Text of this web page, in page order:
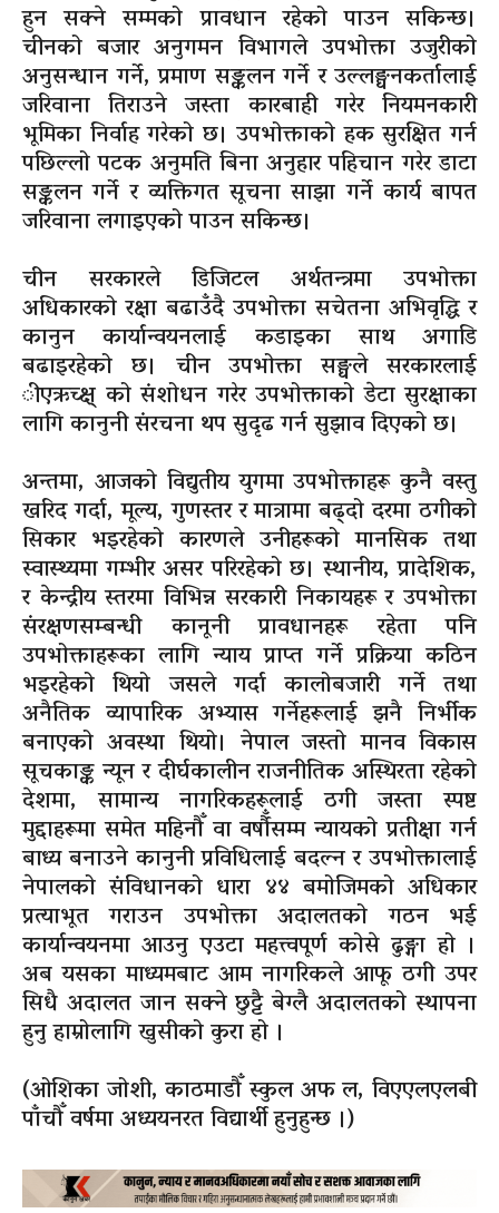
हुन सक्ने सम्मको प्रावधान रहेको पाउन सकिन्छ।
चीनको बजार अनुगमन विभागले उपभोक्ता उजुरीको
अनुसन्धान गर्ने, प्रमाण सङ्कलन गर्ने र उल्लङ्घनकर्तालाई
जरिवाना तिराउने जस्ता कारबाही गरेर नियमनकारी
भूमिका निर्वाह गरेको छ। उपभोक्ताको हक सुरक्षित गर्न
पछिल्लो पटक अनुमति बिना अनुहार पहिचान गरेर डाटा
सङ्कलन गर्ने र व्यक्तिगत सूचना साझा गर्ने कार्य बापत
जरिवाना लगाइएको पाउन सकिन्छ।
चीन सरकारले डिजिटल अर्थतन्त्रमा उपभोक्ता
अधिकारको रक्षा बढाउँदै उपभोक्ता सचेतना अभिवृद्धि र
कानुन कार्यान्वयनलाई कडाइका साथ अगाडि
बढाइरहेको छ। चीन उपभोक्ता सङ्घले सरकारलाई
ीएऋच्क्ष् को संशोधन गरेर उपभोक्ताको डेटा सुरक्षाका
लागि कानुनी संरचना थप सुदृढ गर्न सुझाव दिएको छ।
अन्तमा, आजको विद्युतीय युगमा उपभोक्ताहरू कुनै वस्तु
खरिद गर्दा, मूल्य, गुणस्तर र मात्रामा बढ्दो दरमा ठगीको
सिकार भइरहेको कारणले उनीहरूको मानसिक तथा
स्वास्थ्यमा गम्भीर असर परिरहेको छ। स्थानीय, प्रादेशिक,
र केन्द्रीय स्तरमा विभिन्न सरकारी निकायहरू र उपभोक्ता
संरक्षणसम्बन्धी कानूनी प्रावधानहरू रहेता पनि
उपभोक्ताहरूका लागि न्याय प्राप्त गर्ने प्रक्रिया कठिन
भइरहेको थियो जसले गर्दा कालोबजारी गर्ने तथा
अनैतिक व्यापारिक अभ्यास गर्नेहरूलाई झनै निर्भीक
बनाएको अवस्था थियो। नेपाल जस्तो मानव विकास
सूचकाङ्क न्यून र दीर्घकालीन राजनीतिक अस्थिरता रहेको
देशमा, सामान्य नागरिकहरूलाई ठगी जस्ता स्पष्ट
मुद्दाहरूमा समेत महिनौँ वा वर्षौँसम्म न्यायको प्रतीक्षा गर्न
बाध्य बनाउने कानुनी प्रविधिलाई बदल्न र उपभोक्तालाई
नेपालको संविधानको धारा ४४ बमोजिमको अधिकार
प्रत्याभूत गराउन उपभोक्ता अदालतको गठन भई
कार्यान्वयनमा आउनु एउटा महत्त्वपूर्ण कोसे ढुङ्गा हो ।
अब यसका माध्यमबाट आम नागरिकले आफू ठगी उपर
सिधै अदालत जान सक्ने छुट्टै बेग्लै अदालतको स्थापना
हुनु हाम्रोलागि खुसीको कुरा हो ।
(ओशिका जोशी, काठमाडौँ स्कुल अफ ल, विएएलएलबी
पाँचौँ वर्षमा अध्ययनरत विद्यार्थी हुनुहुन्छ ।)